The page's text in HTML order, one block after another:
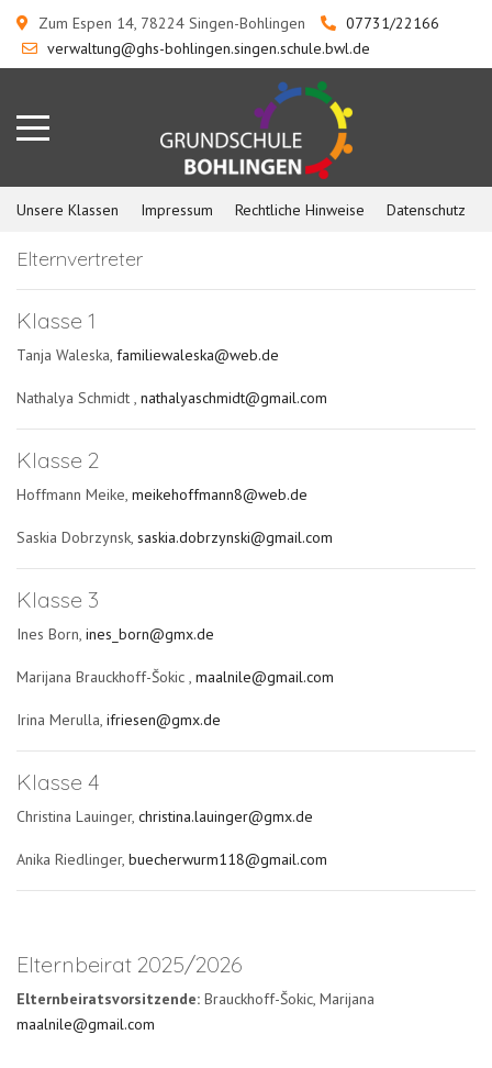
Zum Espen 14, 78224 Singen-Bohlingen
07731/22166
verwaltung@ghs-bohlingen.singen.schule.bwl.de
Unsere Klassen Impressum Rechtliche Hinweise Datenschutz
Elternvertreter
Klasse 1
Tanja Waleska, familiewaleska@web.de
Nathalya Schmidt , nathalyaschmidt@gmail.com
Klasse 2
Hoffmann Meike, meikehoffmann8@web.de
Saskia Dobrzynsk, saskia.dobrzynski@gmail.com
Klasse 3
Ines Born, ines_born@gmx.de
Marijana Brauckhoff-Šokic , maalnile@gmail.com
Irina Merulla, ifriesen@gmx.de
Klasse 4
Christina Lauinger, christina.lauinger@gmx.de
Anika Riedlinger, buecherwurm118@gmail.com
Elternbeirat 2025/2026
Elternbeiratsvorsitzende: Brauckhoff-Šokic, Marijana
maalnile@gmail.com